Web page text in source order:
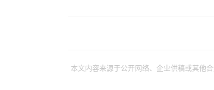
本文内容来源于公开网络、企业供稿或其他